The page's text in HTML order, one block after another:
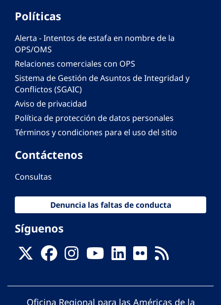
Políticas
Alerta - Intentos de estafa en nombre de la
OPS/OMS
Relaciones comerciales con OPS
Sistema de Gestión de Asuntos de Integridad y
Conflictos (SGAIC)
Aviso de privacidad
Política de protección de datos personales
Términos y condiciones para el uso del sitio
Contáctenos
Consultas
Denuncia las faltas de conducta
Síguenos
Oficina Regional para las Américas de la